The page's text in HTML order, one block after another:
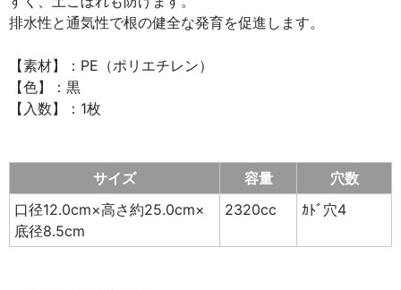
排水性と通気性で根の健全な発育を促進します。
【素材】：PE（ポリエチレン）
【色】：黒
【入数】：1枚
サイズ 容量
穴数
口径12.0cm×高さ約25.0cm×
底径8.5cm
2320cc ｶﾄﾞ穴4